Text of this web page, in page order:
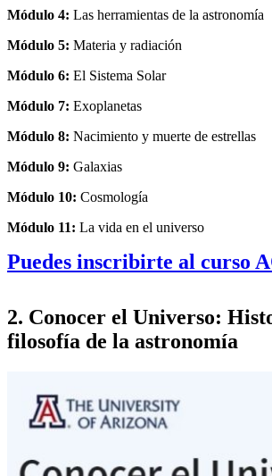
Módulo 4: Las herramientas de la astronomía
Módulo 5: Materia y radiación
Módulo 6: El Sistema Solar
Módulo 7: Exoplanetas
Módulo 8: Nacimiento y muerte de estrellas
Módulo 9: Galaxias
Módulo 10: Cosmología
Módulo 11: La vida en el universo
Puedes inscribirte al curso
2. Conocer el Universo:
filosofía de la astronomía